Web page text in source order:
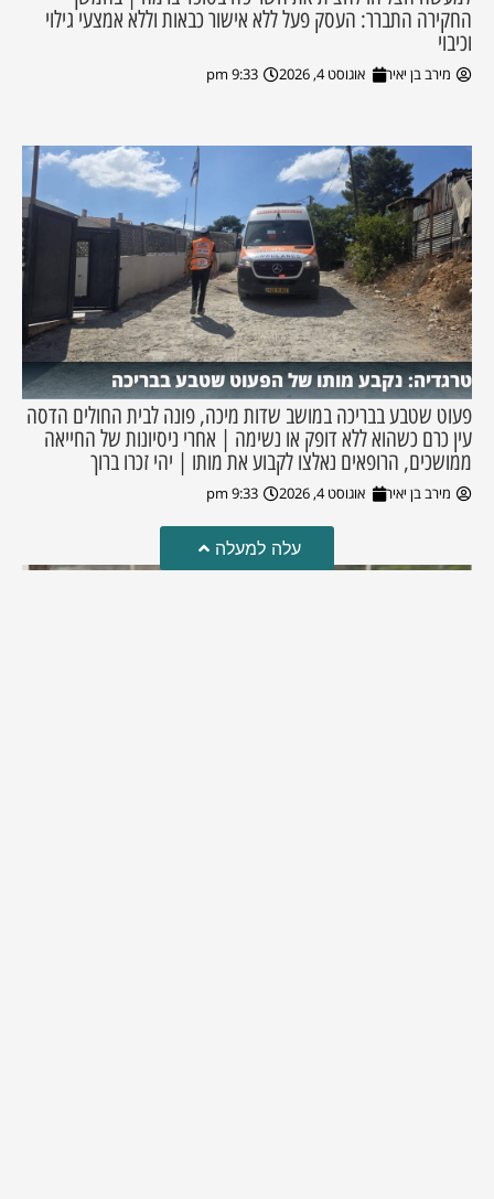
החקירה התברר: העסק פעל ללא אישור כבאות וללא אמצעי גילוי
וכיבוי
מירב בן יאיר אוגוסט 4, 2026 9:33 pm
טרגדיה: נקבע מותו של הפעוט שטבע בבריכה
פעוט שטבע בבריכה במושב שדות מיכה, פונה לבית החולים הדסה
עין כרם כשהוא ללא דופק או נשימה | אחרי ניסיונות של החייאה
ממושכים, הרופאים נאלצו לקבוע את מותו | יהי זכרו ברוך
מירב בן יאיר אוגוסט 4, 2026 9:33 pm
עלה למעלה